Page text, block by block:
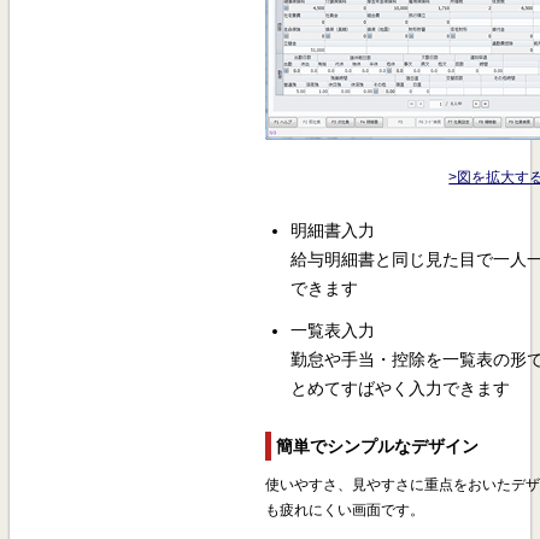
>図を拡大す
明細書入力
給与明細書と同じ見た目で一人
できます
一覧表入力
勤怠や手当・控除を一覧表の形
とめてすばやく入力できます
簡単でシンプルなデザイン
使いやすさ、見やすさに重点をおいたデ
も疲れにくい画面です。